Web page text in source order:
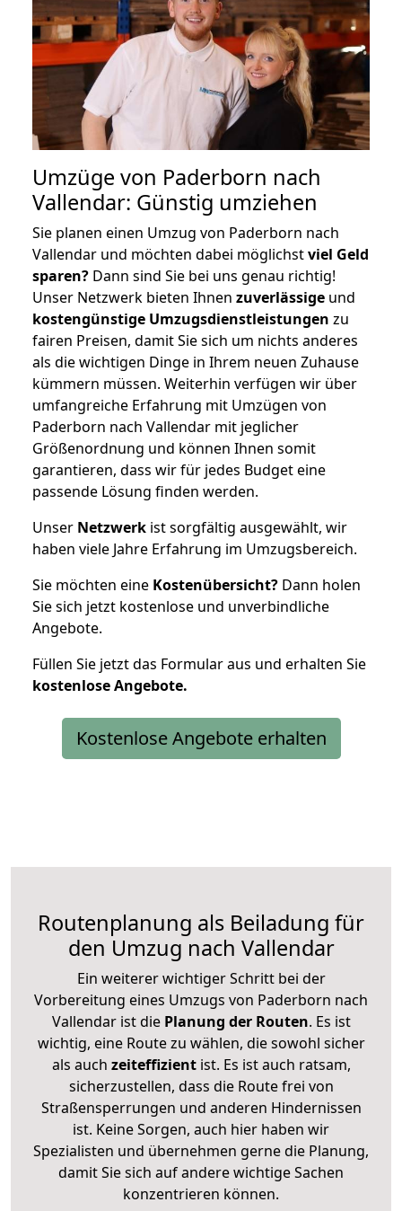
Umzüge von Paderborn nach
Vallendar: Günstig umziehen
Sie planen einen Umzug von Paderborn nach
Vallendar und möchten dabei möglichstviel Geld
sparen? Dann sind Sie bei uns genau richtig!
Unser Netzwerk bieten Ihnen zuverlässige und
kostengünstige Umzugsdienstleistungen zu
fairen Preisen, damit Sie sich um nichts anderes
als die wichtigen Dinge in Ihrem neuen Zuhause
kümmern müssen. Weiterhin verfügen wir über
umfangreiche Erfahrung mit Umzügen von
Paderborn nach Vallendar mit jeglicher
Größenordnung und können Ihnen somit
garantieren, dass wir für jedes Budget eine
passende Lösung finden werden.
Unser Netzwerk ist sorgfältig ausgewählt, wir
haben viele Jahre Erfahrung im Umzugsbereich.
Sie möchten eine Kostenübersicht? Dann holen
Sie sich jetzt kostenlose und unverbindliche
Angebote.
Füllen Sie jetzt das Formular aus und erhalten Sie
kostenloseAngebote.
Kostenlose Angebote erhalten
Routenplanung als Beiladung für
den Umzug nach Vallendar
Ein weiterer wichtiger Schritt bei der
Vorbereitung eines Umzugs von Paderborn nach
Vallendar ist diePlanung der Routen. Es ist
wichtig, eine Route zu wählen, die sowohl sicher
als auch zeiteffizientist. Es ist auch ratsam,
sicherzustellen, dass die Route frei von
Straßensperrungen und anderen Hindernissen
ist. Keine Sorgen, auch hier haben wir
Spezialisten und übernehmen gerne die Planung,
damit Sie sich auf andere wichtige Sachen
konzentrieren können.